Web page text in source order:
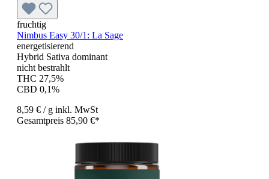
fruchtig
Nimbus Easy 30/1: La Sage
energetisierend
Hybrid Sativa dominant
nicht bestrahlt
THC 27,5%
CBD 0,1%
8,59 € / g inkl. MwSt
Gesamtpreis 85,90 €*